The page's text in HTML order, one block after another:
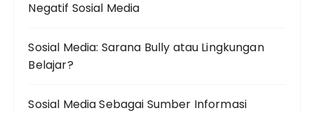
Negatif Sosial Media
Sosial Media: Sarana Bully atau Lingkungan
Belajar?
Sosial Media Sebagai Sumber Informasi